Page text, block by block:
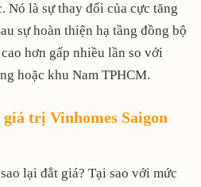
Nó là sự thay đổi của cực tăng
sự hoàn thiện hạ tầng đồng bộ
hơn gấp nhiều lần so với
hoặc khu Nam TPHCM.
trị Vinhomes Saigon
lại đắt giá? Tại sao với mức